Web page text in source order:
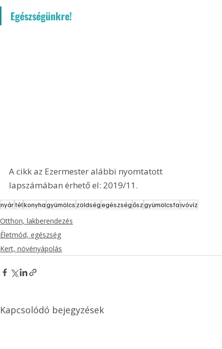
Egészségünkre!
A cikk az Ezermester alábbi nyomtatott
lapszámában érhető el: 2019/11.
nyártélkonyhagyümölcs zöldségegészségőszgyümölcsfaivóvíz
Otthon, lakberendezés
Életmód, egészség
Kert, növényápolás
Kapcsolódó bejegyzések